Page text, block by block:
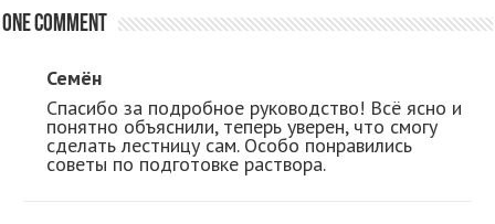
One comment
Семён
Спасибо за подробное руководство! Всё ясно и
понятно объяснили, теперь уверен, что смогу
сделать лестницу сам. Особо понравились
советы по подготовке раствора.